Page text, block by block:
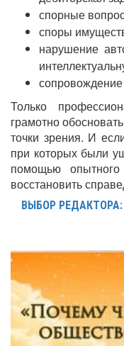
спорные
споры
нарушение
сопровождение
Только
грамотно
точки зрения. И
при которых были
помощью опытного
восстановить
ВЫБОР РЕДАКТОРА: